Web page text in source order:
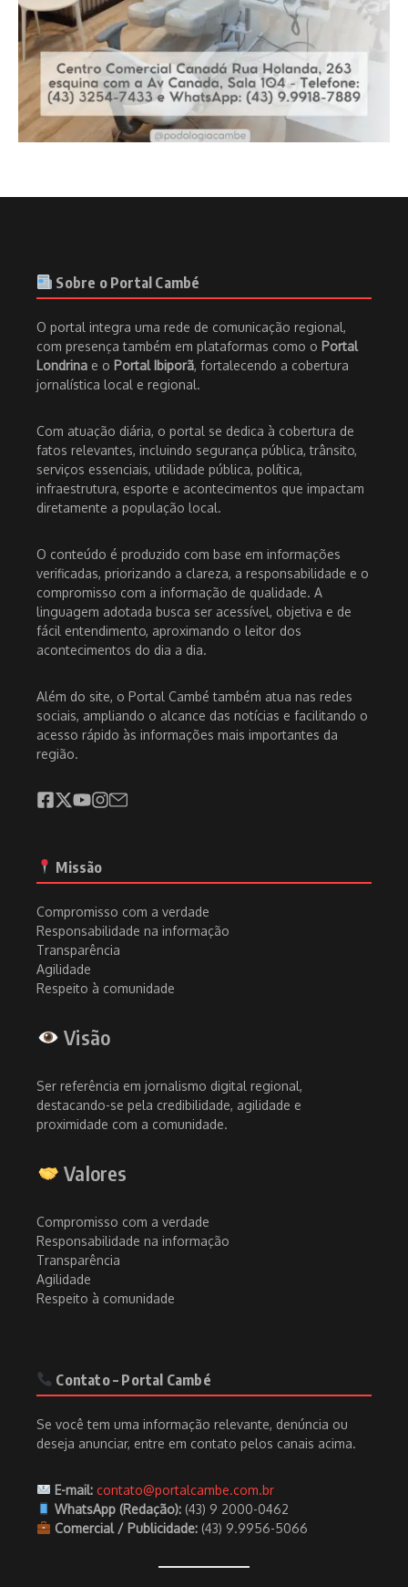
Sobre o Portal Cambé
O portal integra uma rede de comunicação regional,
com presença também em plataformas como o Portal
Londrina e o Portal Ibiporã, fortalecendo a cobertura
jornalística local e regional.
Com atuação diária, o portal se dedica à cobertura de
fatos relevantes, incluindo segurança pública, trânsito,
serviços essenciais, utilidade pública, política,
infraestrutura, esporte e acontecimentos que impactam
diretamente a população local.
O conteúdo é produzido com base em informações
verificadas, priorizando a clareza, a responsabilidade e o
compromisso com a informação de qualidade. A
linguagem adotada busca ser acessível, objetiva e de
fácil entendimento, aproximando o leitor dos
acontecimentos do dia a dia.
Além do site, o Portal Cambé também atua nas redes
sociais, ampliando o alcance das notícias e facilitando o
acesso rápido às informações mais importantes da
região.
Missão
Compromisso com a verdade
Responsabilidade na informação
Transparência
Agilidade
Respeito à comunidade
Visão
Ser referência em jornalismo digital regional,
destacando-se pela credibilidade, agilidade e
proximidade com a comunidade.
Valores
Compromisso com a verdade
Responsabilidade na informação
Transparência
Agilidade
Respeito à comunidade
Contato – Portal Cambé
Se você tem uma informação relevante, denúncia ou
deseja anunciar, entre em contato pelos canais acima.
E-mail: contato@portalcambe.com.br
WhatsApp (Redação):(43) 9 2000-0462
Comercial / Publicidade:(43) 9.9956-5066